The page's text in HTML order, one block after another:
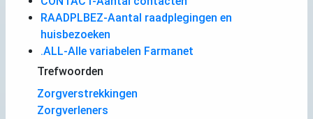
RAADPLBEZ-Aantal raadplegingen en
huisbezoeken
.ALL-Alle variabelen Farmanet
Trefwoorden
Zorgverstrekkingen
Zorgverleners